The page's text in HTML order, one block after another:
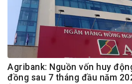
Agribank: Nguồn vốn huy
đồng sau 7 tháng đầu năm